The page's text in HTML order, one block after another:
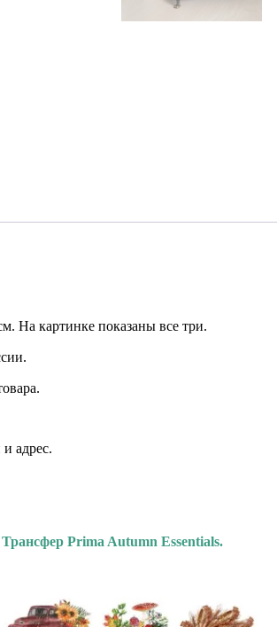
На картинке показаны все три.
⠀⠀
⠀⠀ ⠀⠀
адрес.
Трансфер Prima Autumn Essentials.